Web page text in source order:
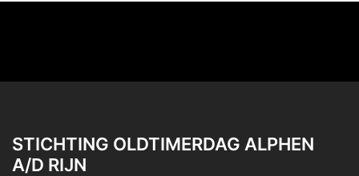
STICHTING OLDTIMERDAG ALPHEN
A/D RIJN